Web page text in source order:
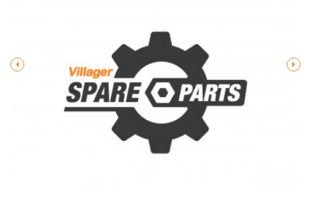
POŠALJI